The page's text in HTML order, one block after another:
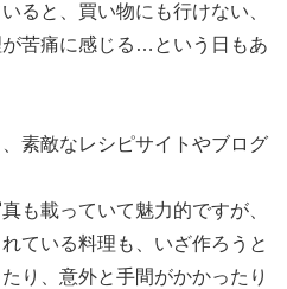
ると、買い物にも行けない、
苦痛に感じる…という日もあ
素敵なレシピサイトやブログ
も載っていて魅力的ですが、
ている料理も、いざ作ろうと
り、意外と手間がかかったり